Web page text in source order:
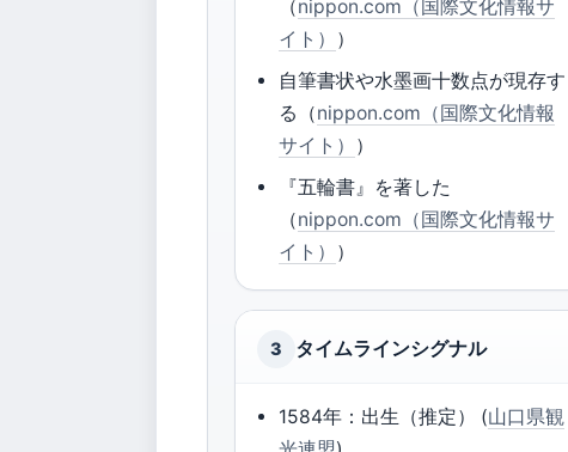
（nippon.com（国際文化情報サ
イト） ）
自筆書状や水墨画十数点が現存す
る（nippon.com（国際文化情報
サイト） ）
『五輪書』を著した
（nippon.com（国際文化情報サ
イト） ）
3 タイムラインシグナル
1584年：出生（推定） (山口県観